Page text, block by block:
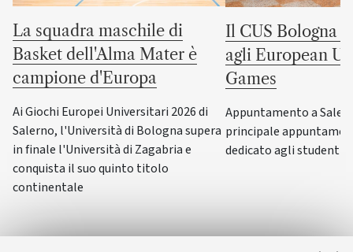
La squadra maschile di
Basket dell'Alma Mater è
campione d'Europa
Ai Giochi Europei Universitari 2026 di
Salerno, l'Università di Bologna supera
in finale l'Università di Zagabria e
conquista il suo quinto titolo
continentale
Il CUS Bologna
agli European
Games
Appuntamento a
principale
dedicato agli